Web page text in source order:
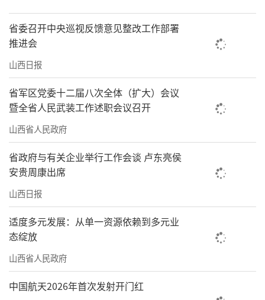
省委召开中央巡视反馈意见整改工作部署
推进会
山西日报
省军区党委十二届八次全体（扩大）会议
暨全省人民武装工作述职会议召开
山西省人民政府
省政府与有关企业举行工作会谈 卢东亮侯
安贵周康出席
山西日报
适度多元发展：从单一资源依赖到多元业
态绽放
山西省人民政府
中国航天2026年首次发射开门红